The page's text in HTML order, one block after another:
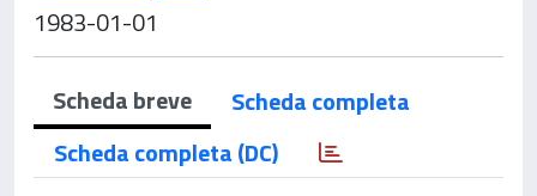
1983-01-01
Scheda breve
Scheda completa
Scheda completa (DC)